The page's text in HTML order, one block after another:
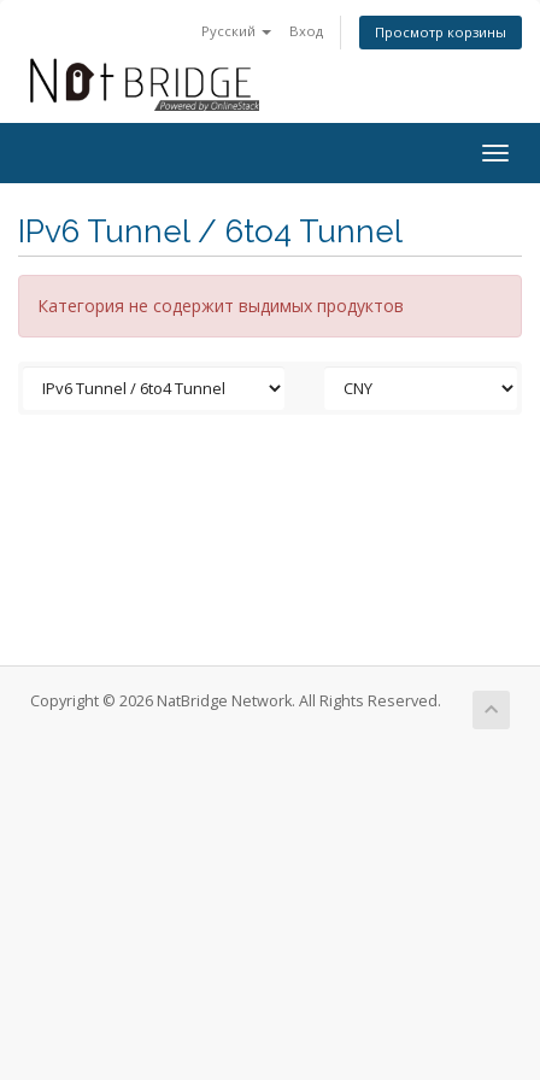
Русский Вход Просмотр корзины
IPv6 Tunnel / 6to4 Tunnel
Категория не содержит выдимых продуктов
Copyright © 2026 NatBridge Network. All Rights Reserved.